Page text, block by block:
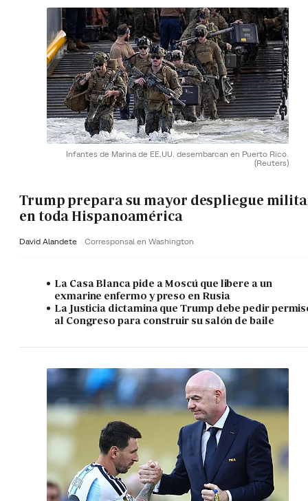
Infantes de Marina de EE.UU. desembarcan en Puerto Rico.
(Reuters)
Trump prepara su mayor despliegue
en toda Hispanoamérica
David Alandete Corresponsal en Washington
La Casa Blanca pide a Moscú que libere a un
exmarine enfermo y preso en Rusia
La Justicia dictamina que Trump debe pedir
al Congreso para construir su salón de baile